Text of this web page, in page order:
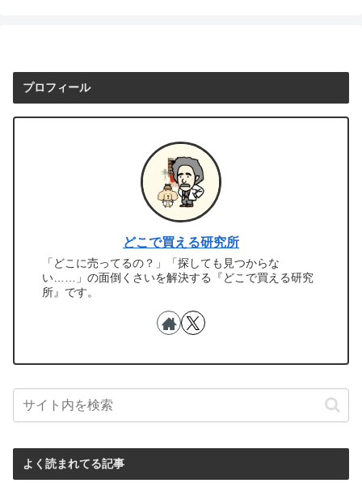
プロフィール
どこで買える研究所
「どこに売ってるの？」「探しても見つからな
い……」の面倒くさいを解決する『どこで買える研究
所』です。
よく読まれてる記事